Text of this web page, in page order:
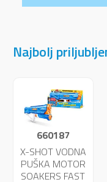
Najbolj
660187
X-SHOT VODNA
PUŠKA MOTOR
SOAKERS FAST